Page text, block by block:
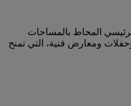
المحاط بالمساحات
ومعارض فنية، التي تمنح